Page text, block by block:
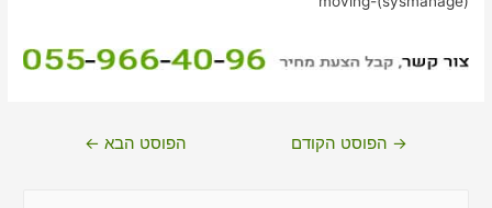
ניווט→ הפוסט הקודם הפוסט הבא ←